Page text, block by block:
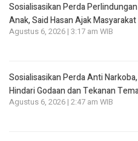
Sosialisasikan Perda
Anak, Said Hasan Ajak
Agustus 6, 2026 | 3:17 am WIB
Sosialisasikan Perda Anti
Hindari Godaan dan Tekanan
Agustus 6, 2026 | 2:47 am WIB